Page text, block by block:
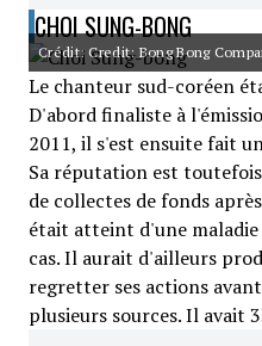
CHOI SUNG-BONG
Crédit: Credit: Bong Bong
Le chanteur sud-coréen
D'abord finaliste à
2011, il s'est ensuite fait
Sa réputation est
de collectes de fonds
était atteint d'une
cas. Il aurait d'ailleurs
regretter ses actions
plusieurs sources. Il avait